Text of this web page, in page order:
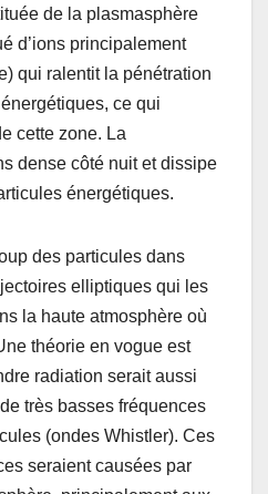
de la plasmasphère
d’ions principalement
qui ralentit la pénétration
ce qui
cette zone. La
dense côté nuit et dissipe
énergétiques.
des particules dans
elliptiques qui les
la haute atmosphère où
théorie en vogue est
radiation serait aussi
très basses fréquences
(ondes Whistler). Ces
seraient causées par